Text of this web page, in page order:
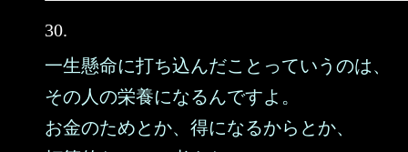
30.
一生懸命に打ち込んだことっていうのは、
その人の栄養になるんですよ。
お金のためとか、得になるからとか、